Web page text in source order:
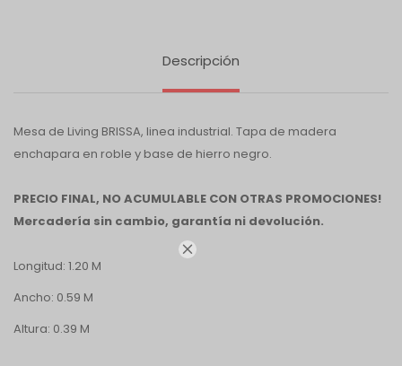

Descripción
Mesa de Living BRISSA, linea industrial. Tapa de madera
enchapara en roble y base de hierro negro.
PRECIO FINAL, NO ACUMULABLE CON OTRAS PROMOCIONES!
Mercadería sin cambio, garantía ni devolución.
Longitud: 1.20 M
Ancho: 0.59 M
Altura: 0.39 M